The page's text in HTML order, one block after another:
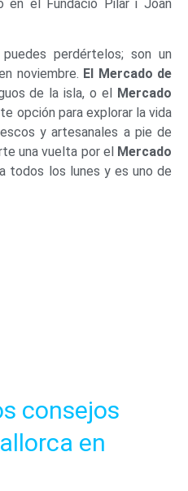
en el Fundació Pilar i Joan
perdértelos; son un
noviembre. El Mercado de
de la isla, o el Mercado
opción para explorar la vida
y artesanales a pie de
una vuelta por el Mercado
todos los lunes y es uno de
consejos
en